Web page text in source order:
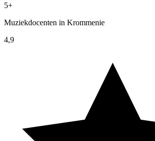
5+
Muziekdocenten in Krommenie
4,9